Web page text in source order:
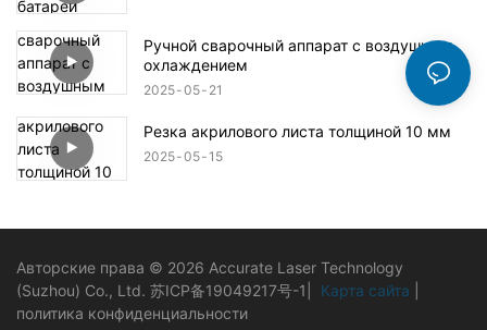
Ручной сварочный аппарат с воздушным
охлаждением
2025 05 21
Резка акрилового листа толщиной 10 мм
2025 05 15
Авторские права © 2026 Accurate Laser Technology
(Suzhou) Co., Ltd. 苏ICP备19049217号-1 Карта сайта
политика конфиденциальности